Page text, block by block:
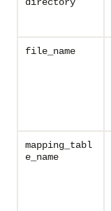
directory
file_name
mapping_tabl
e_name